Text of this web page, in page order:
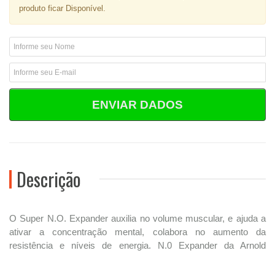
produto ficar Disponível.
ENVIAR DADOS
Descrição
O Super N.O. Expander auxilia no volume muscular, e ajuda a
ativar a concentração mental, colabora no aumento da
resistência e níveis de energia. N.0 Expander da Arnold